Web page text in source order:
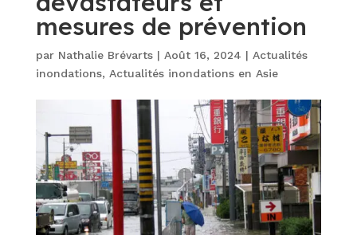
mesures de prévention
par Nathalie Brévarts| Août 16, 2024 | Actualités
inondations, Actualités inondations en Asie